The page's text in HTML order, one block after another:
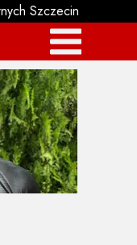
Szczecin